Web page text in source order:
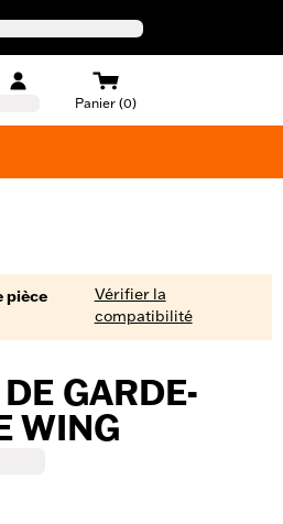
Panier (0)
pièce
Vérifier la
compatibilité
GARDE-
WING